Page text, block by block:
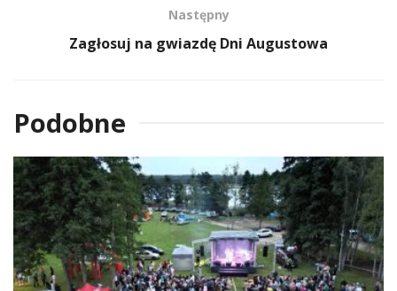
Następny
Zagłosuj na gwiazdę Dni Augustowa
Podobne